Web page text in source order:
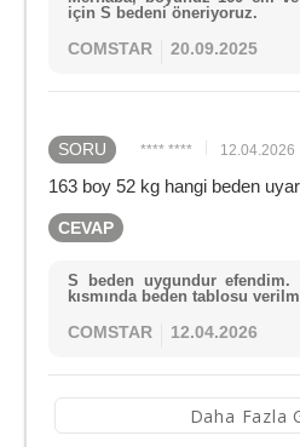
için S bedeni öneriyoruz.
COMSTAR 20.09.2025
SORU **** **** 12.04.2026
163 boy 52 kg hangi beden uyar
CEVAP
S beden uygundur efendim.
kısmında beden tablosu
COMSTAR 12.04.2026
Daha Fazla